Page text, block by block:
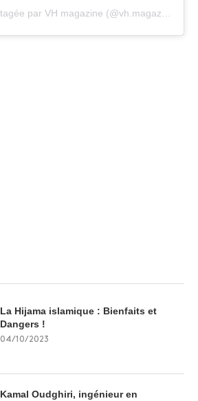
Une publication partagée par VH magazine (@vh.magazine)
La Hijama islamique : Bienfaits et
Dangers !
04/10/2023
Kamal Oudghiri, ingénieur en